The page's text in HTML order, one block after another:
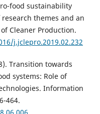
food sustainability
themes and an
Cleaner Production.
j.jclepro.2019.02.232
Transition towards
systems: Role of
Information
464.